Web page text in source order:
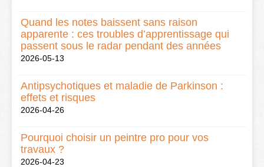
Quand les notes baissent sans raison
apparente : ces troubles d’apprentissage qui
passent sous le radar pendant des années
2026-05-13
Antipsychotiques et maladie de Parkinson :
effets et risques
2026-04-26
Pourquoi choisir un peintre pro pour vos
travaux ?
2026-04-23